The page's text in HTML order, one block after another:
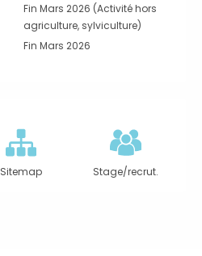
Fin Mars 2026 (Activité hors
agriculture, sylviculture)
Fin Mars 2026
Sitemap Stage/recrut.